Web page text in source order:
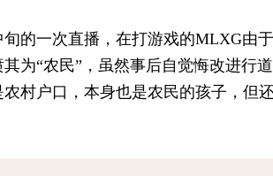
旬的一次直播，在打游戏的MLXG由
为“农民”，虽然事后自觉悔改进行
村户口，本身也是农民的孩子，但